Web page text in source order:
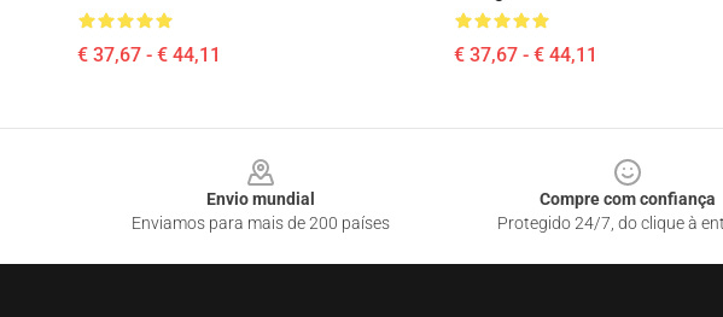
€ 37,67 - € 44,11 € 37,67 - € 44,11
Envio mundial
Enviamos para mais de 200 países
Compre com confiança
Protegido 24/7, do clique à